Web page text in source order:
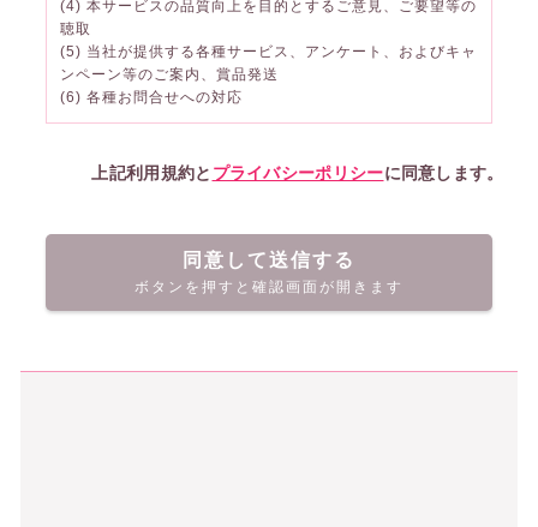
(4) 本サービスの品質向上を目的とするご意見、ご要望等の
聴取
(5) 当社が提供する各種サービス、アンケート、およびキャ
ンペーン等のご案内、賞品発送
(6) 各種お問合せへの対応
上記利用規約と プライバシーポリシーに同意します。
同意して送信する
ボタンを押すと確認画面が開きます